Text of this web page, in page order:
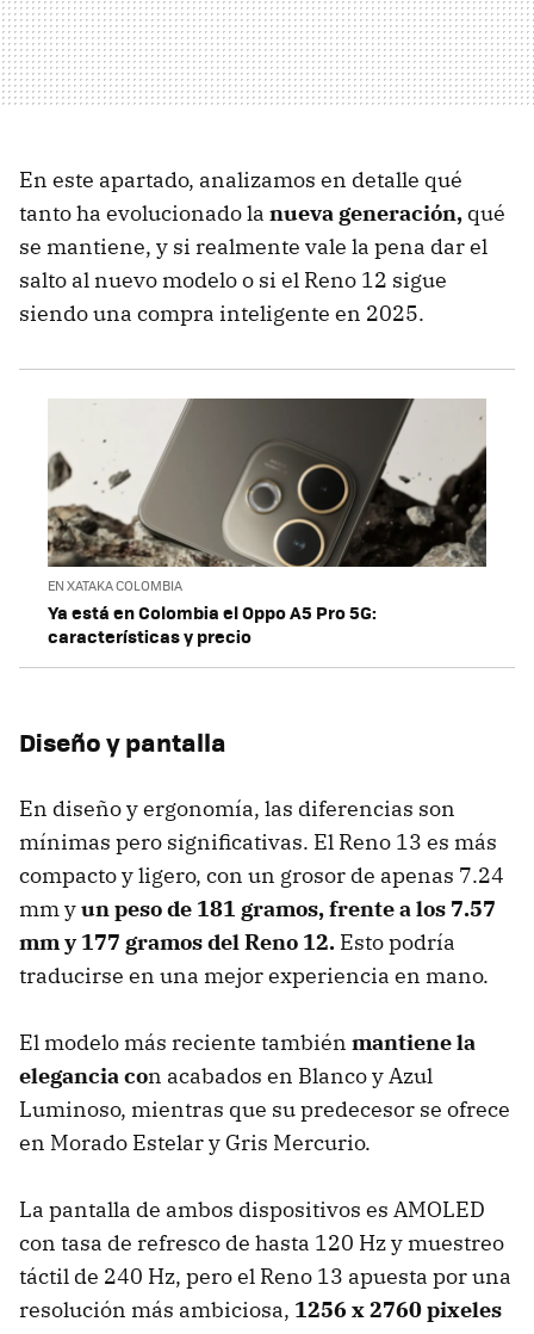
En este apartado, analizamos en detalle qué
tanto ha evolucionado la nueva generación, qué
se mantiene, y si realmente vale la pena dar el
salto al nuevo modelo o si el Reno 12 sigue
siendo una compra inteligente en 2025.
EN XATAKA COLOMBIA
Ya está en Colombia el Oppo A5 Pro 5G:
características y precio
Diseño y pantalla
En diseño y ergonomía, las diferencias son
mínimas pero significativas. El Reno 13 es más
compacto y ligero, con un grosor de apenas 7.24
mm yun peso de 181 gramos, frente a los 7.57
mm y 177 gramos del Reno 12. Esto podría
traducirse en una mejor experiencia en mano.
El modelo más reciente también mantiene la
elegancia con acabados en Blanco y Azul
Luminoso, mientras que su predecesor se ofrece
en Morado Estelar y Gris Mercurio.
La pantalla de ambos dispositivos es AMOLED
con tasa de refresco de hasta 120 Hz y muestreo
táctil de 240 Hz, pero el Reno 13 apuesta por una
resolución más ambiciosa, 1256 x 2760 pixeles